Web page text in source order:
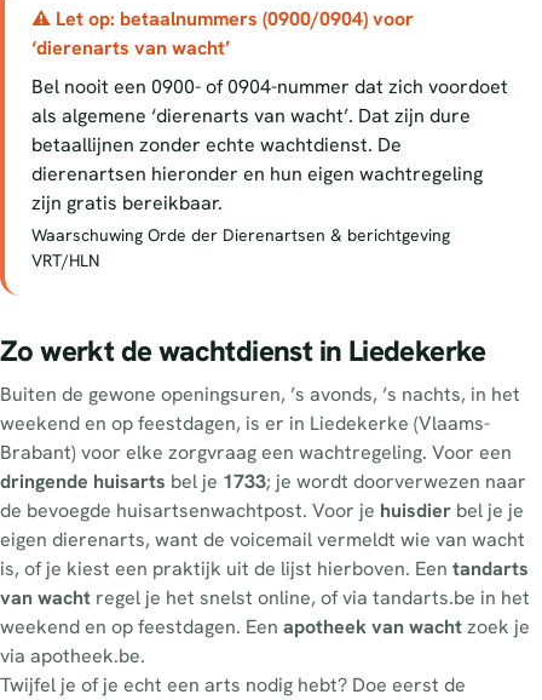
⚠ Let op: betaalnummers (0900/0904) voor
‘dierenarts van wacht’
Bel nooit een 0900- of 0904-nummer dat zich voordoet
als algemene ‘dierenarts van wacht’. Dat zijn dure
betaallijnen zonder echte wachtdienst. De
dierenartsen hieronder en hun eigen wachtregeling
zijn gratis bereikbaar.
Waarschuwing Orde der Dierenartsen & berichtgeving
VRT/HLN
Zo werkt de wachtdienst in Liedekerke
Buiten de gewone openingsuren, ’s avonds, ’s nachts, in het
weekend en op feestdagen, is er in Liedekerke (Vlaams-
Brabant) voor elke zorgvraag een wachtregeling. Voor een
dringende huisarts bel je 1733; je wordt doorverwezen naar
de bevoegde huisartsenwachtpost. Voor je huisdier bel je je
eigen dierenarts, want de voicemail vermeldt wie van wacht
is, of je kiest een praktijk uit de lijst hierboven. Een tandarts
van wacht regel je het snelst online, of via tandarts.be in het
weekend en op feestdagen. Een apotheek van wachtzoek je
via apotheek.be.
Twijfel je of je echt een arts nodig hebt? Doe eerst de